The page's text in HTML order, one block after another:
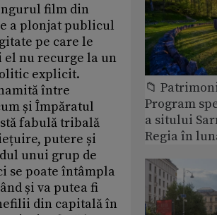
film din
a plonjat publicul
pe care le
nu recurge la un
explicit.
între
și Împăratul
fabulă tribală
putere și
unui grup de
se poate întâmpla
și va putea fi
din capitală în
📁
Program
a sitului
Regia în